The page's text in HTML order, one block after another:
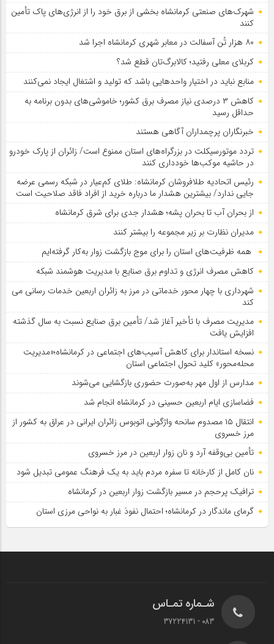
شهرک‌های صنعتی کرمانشاه بخشی از برق خود را از انرژی‌های پاک تأمین
کنند
۸۰ هزار تُن آسفالت در معابر شهری کرمانشاه اجرا شد
کربلای معلی رفتید؛ کالابرگ‌تان قطع شد؟
منابع نباید در اختیار واحدهایی باشد که تولید و اشتغال ایجاد نمی‌کنند
کاهش ۳ درصدی نیاز مصرف برق کشور؛ خاموشی‌های بدون برنامه به
حداقل رسید
خبرنگاران پرچمداران آگاهی هستند
تردد موتورسیکلت در بزرگراه‌های استان ممنوع است/ زائران از پارک خودرو
در حاشیه موکب‌ها خودداری کنند
رئیس اتحادیه طلافروشان کرمانشاه: طلای کم‌عیار در شبکه رسمی عرضه
جایی ندارد/ بیشترین هشدار ما درباره خرید از افراد فاقد صلاحیت است
از بحران آب تا بحران پشه؛ هشدار جدی برای شرق کرمانشاه
مدیران نظارت بر زیر مجموعه را بیشتر کنند
همه ظرفیت‌های استان را برای موج بازگشت زوار به‌کار گرفته‌ایم
کاهش مصرف انرژی و تداوم برق صنایع با مدیریت هوشمند شبکه
شهرداری با چهار محور خدماتی در مرز به زائران اربعین خدمات رسانی می
کند
مدیریت مصرف با تأخیر آغاز شد/ تأمین برق صنایع نسبت به سال گذشته
افزایش یافت
نسخه استاندار برای کاهش آسیب‌های اجتماعی در کرمانشاه؛«مدیریت
محله‌محور» کلید تحول اجتماعی استان
مدارس از اول مهر به‌صورت حضوری بازگشایی می‌شوند
فضاسازی ایام اربعین حسینی در کرمانشاه انجام شد
انتقال ۱۵ مصدوم سانحه واژگونی اتوبوس زائران ایرانی در عراق به کشور از
مرز خسروی
تأمین بی‌وقفه آرد و نان زوار اربعین در مرز خسروی
نان کامل از کارخانه تا سفره مردم باید به یک فرهنگ عمومی تبدیل شود
ترافیک پرحجم در مسیر بازگشت زوار اربعین در کرمانشاه
گرمای ماندگار در کرمانشاه؛ احتمال نفوذ غبار به نواحی مرزی استان
شـماره تمـاس
083 - 37224131